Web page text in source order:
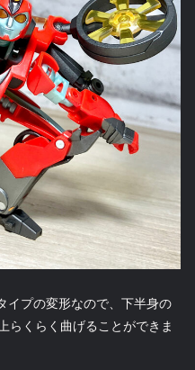
イプの変形なので、下半身の
らくらく曲げることができま